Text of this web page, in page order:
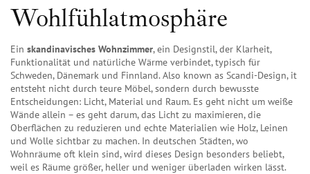
Wohlfühlatmosphäre
Ein skandinavisches Wohnzimmer,ein Designstil, der Klarheit,
Funktionalität und natürliche Wärme verbindet, typisch für
Schweden, Dänemark und Finnland. Also known as Scandi-Design, it
entsteht nicht durch teure Möbel, sondern durch bewusste
Entscheidungen: Licht, Material und Raum. Es geht nicht um weiße
Wände allein – es geht darum, das Licht zu maximieren, die
Oberflächen zu reduzieren und echte Materialien wie Holz, Leinen
und Wolle sichtbar zu machen. In deutschen Städten, wo
Wohnräume oft klein sind, wird dieses Design besonders beliebt,
weil es Räume größer, heller und weniger überladen wirken lässt.